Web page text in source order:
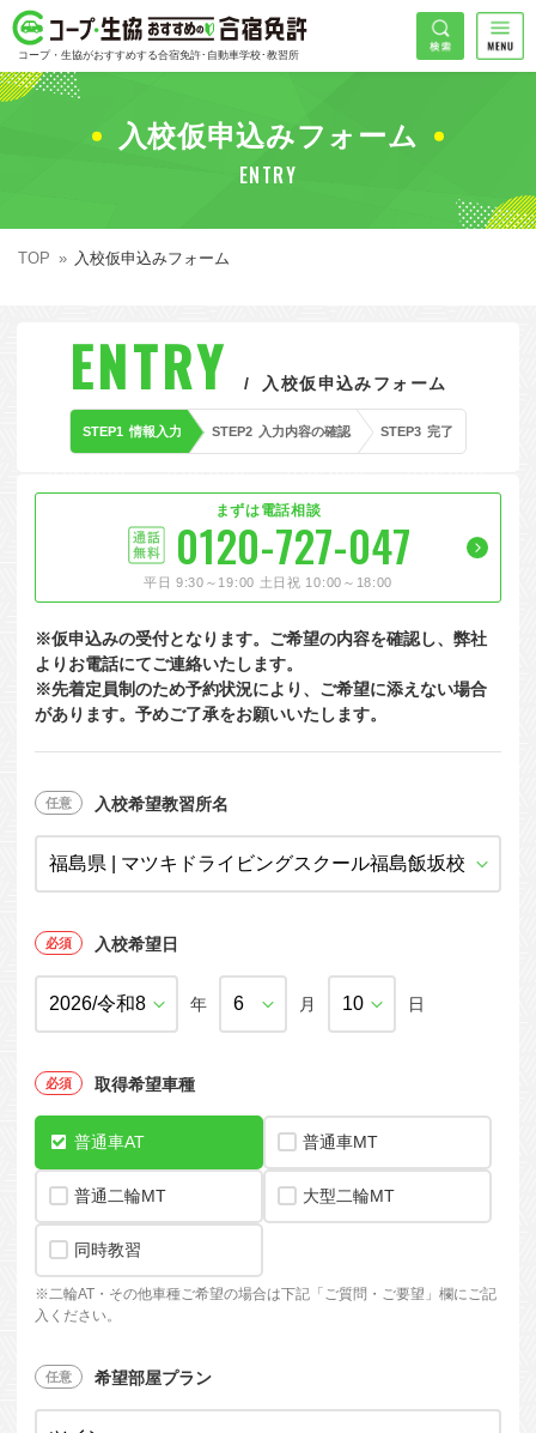
コープ・生協おすすめの合宿免許
コープ・生協がおすすめする合宿免許･自動車学校･教習所
HOME
コープ・生協おすすめの合宿免許ランキング
普通車
大型二輪
準中型車
大型車
けん引
中型車
大型二種
普通二種
中型二種
大型車+大型特殊
大型特殊+けん引
大型車+大型特殊+けん引
エリアで探す
東北エリア
甲信越エリア
北陸エリア
関西エリア
中国エリア
四国エリア
九州エリア
沖縄エリア
誕生月割
キャンペーンで探す
コープ合宿免許スタッフがおすすめの教習所
お一人でも安心な教習所
教習料金が安い教習所
合宿免許の食事がおいしいと好評な教習所
温泉プランがある教習所
自炊ができる教習所
ホテルプランがある教習所
入校日で探す
私たちについて
コープ・生協おすすめの合宿免許パンフレット
お支払いについて
よくある質問
入校の流れ/スケジュール
給付金制度について
合宿免許とは
免許の行政処分と再取得について
初心運転者の処分と再試験
停止処分を受けた方の再取得
地域
71 件が見つかりました
免許の種類
エリア
検索
入校仮申込みフォーム
ENTRY
TOP 入校仮申込みフォーム
ENTRY 入校仮申込みフォーム
STEP1 情報入力 STEP2 入力内容の確認 STEP3 完了
まずは電話相談
0120-727-047
平日 9:30～19:00 土日祝 10:00～18:00
※仮申込みの受付となります。ご希望の内容を確認し、弊社
よりお電話にてご連絡いたします。
※先着定員制のため予約状況により、ご希望に添えない場合
があります。予めご了承をお願いいたします。
入校希望教習所名
入校希望日
年 月 日
取得希望車種
普通車AT 普通車MT
普通二輪MT 大型二輪MT
同時教習
※ 二輪AT・ その他車種ご希望の場合は下記「ご質問・ご要望」欄にご記
入ください。
希望部屋プラン